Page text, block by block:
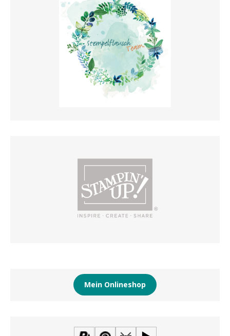
Mein Onlineshop